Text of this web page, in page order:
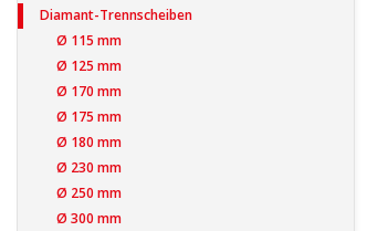
Diamant-Trennscheiben
Ø 115 mm
Ø 125 mm
Ø 170 mm
Ø 175 mm
Ø 180 mm
Ø 230 mm
Ø 250 mm
Ø 300 mm